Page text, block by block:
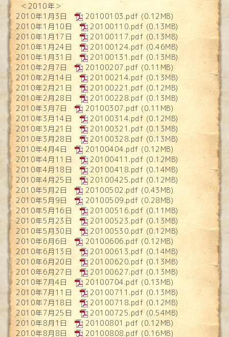
＜2010年＞
2010年1月3日
20100103.pdf (0.12MB)
2010年1月10日
20100110.pdf (0.13MB)
2010年1月17日
20100117.pdf (0.13MB)
2010年1月24日
20100124.pdf (0.46MB)
2010年1月31日
20100131.pdf (0.13MB)
2010年2月7日
20100207.pdf (0.11MB)
2010年2月14日
20100214.pdf (0.13MB)
2010年2月21日
20100221.pdf (0.12MB)
2010年2月28日
20100228.pdf (0.13MB)
2010年3月7日
20100307.pdf (0.11MB)
2010年3月14日
20100314.pdf (0.12MB)
2010年3月21日
20100321.pdf (0.13MB)
2010年3月28日
20100328.pdf (0.13MB)
2010年4月4日
20100404.pdf (0.12MB)
2010年4月11日
20100411.pdf (0.12MB)
2010年4月18日
20100418.pdf (0.14MB)
2010年4月25日
20100425.pdf (0.12MB)
2010年5月2日
20100502.pdf (0.43MB)
2010年5月9日
20100509.pdf (0.28MB)
2010年5月16日
20100516.pdf (0.11MB)
2010年5月23日
20100523.pdf (0.13MB)
2010年5月30日
20100530.pdf (0.12MB)
2010年6月6日
20100606.pdf (0.12MB)
2010年6月13日
20100613.pdf (0.14MB)
2010年6月20日
20100620.pdf (0.13MB)
2010年6月27日
20100627.pdf (0.13MB)
2010年7月4日
20100704.pdf (0.13MB)
2010年7月11日
20100711.pdf (0.13MB)
2010年7月18日
20100718.pdf (0.12MB)
2010年7月25日
20100725.pdf (0.54MB)
2010年8月1日
20100801.pdf (0.12MB)
2010年8月8日
20100808.pdf (0.16MB)